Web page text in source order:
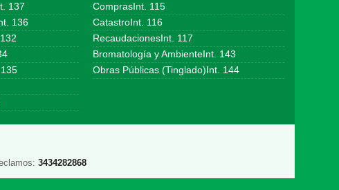
137
136
ComprasInt. 115
CatastroInt. 116
RecaudacionesInt. 117
Bromatología y AmbienteInt. 143
Obras Públicas (Tinglado)Int. 144
3434282868